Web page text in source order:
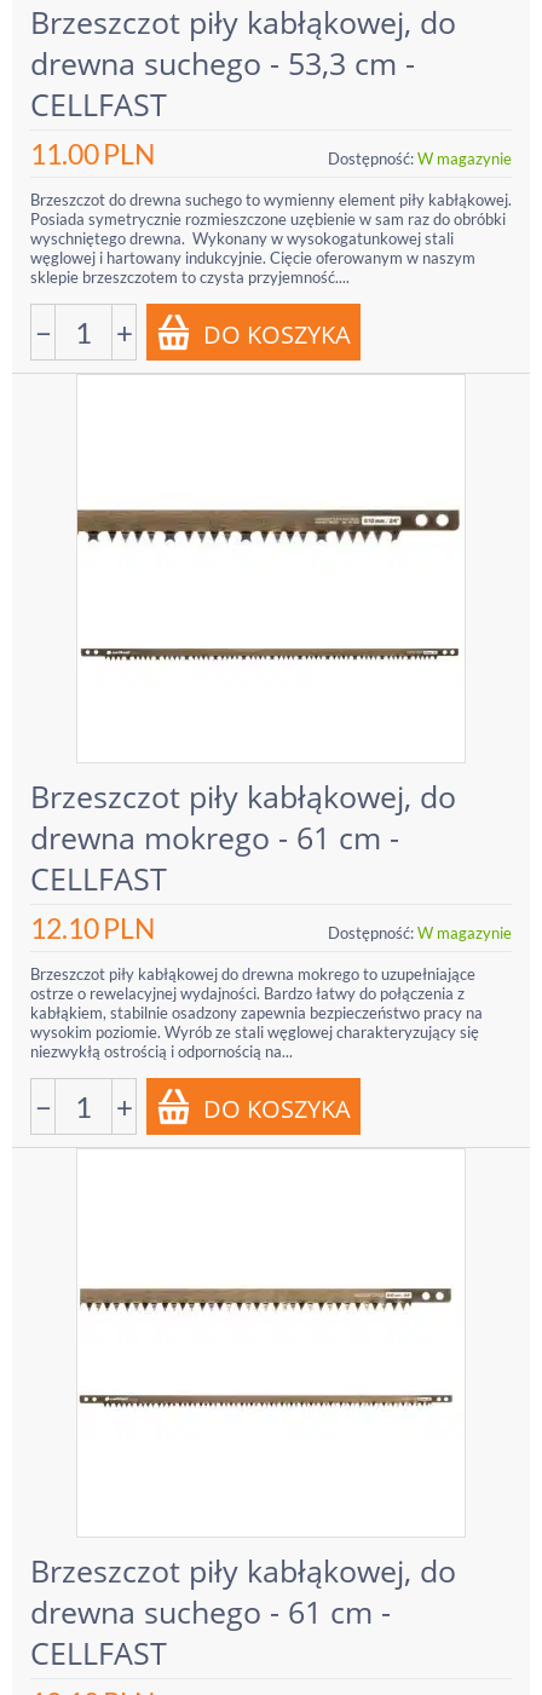
Brzeszczot piły kabłąkowej, do
drewna suchego - 53,3 cm -
CELLFAST
11.00PLN Dostępność:W magazynie
Brzeszczot do drewna suchego to wymienny element piły kabłąkowej.
Posiada symetrycznie rozmieszczone uzębienie w sam raz do obróbki
wyschniętego drewna. Wykonany w wysokogatunkowej stali
węglowej i hartowany indukcyjnie. Cięcie oferowanym w naszym
sklepie brzeszczotem to czysta przyjemność....
− +
Brzeszczot piły kabłąkowej, do
drewna mokrego - 61 cm -
CELLFAST
12.10PLN Dostępność:W magazynie
Brzeszczot piły kabłąkowej do drewna mokrego to uzupełniające
ostrze o rewelacyjnej wydajności. Bardzo łatwy do połączenia z
kabłąkiem, stabilnie osadzony zapewnia bezpieczeństwo pracy na
wysokim poziomie. Wyrób ze stali węglowej charakteryzujący się
niezwykłą ostrością i odpornością na...
− +
Brzeszczot piły kabłąkowej, do
drewna suchego - 61 cm -
CELLFAST